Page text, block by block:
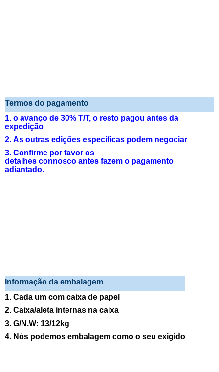
Termos do pagamento
1. o avanço de 30% T/T, o resto pagou antes da
expedição
2. As outras edições específicas podem negociar
3. Confirme por favor os
detalhes connosco antes fazem o pagamento
adiantado.
Informação da embalagem
1. Cada um com caixa de papel
2. Caixa/aleta internas na caixa
3. G/N.W: 13/12kg
4. Nós podemos embalagem como o seu exigido